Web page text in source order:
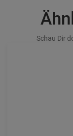
Schau Dir